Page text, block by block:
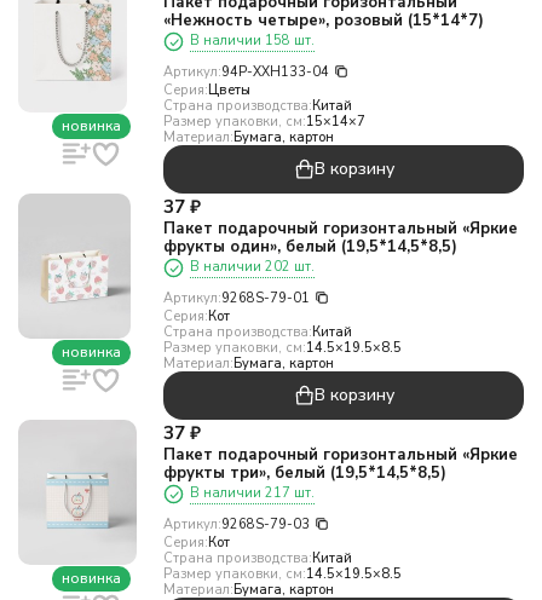
новинка
«Нежность четыре», розовый (15*14*7)
В наличии 158 шт.
Артикул:94P-XXH133-04
Серия:Цветы
Страна производства:Китай
Размер упаковки, см:15×14×7
Материал:Бумага, картон
В корзину
новинка
37 ₽
Пакет подарочный горизонтальный «Яркие
фрукты один», белый (19,5*14,5*8,5)
В наличии 202 шт.
Артикул:9268S-79-01
Серия:Кот
Страна производства:Китай
Размер упаковки, см:14.5×19.5×8.5
Материал:Бумага, картон
В корзину
новинка
37 ₽
Пакет подарочный горизонтальный «Яркие
фрукты три», белый (19,5*14,5*8,5)
В наличии 217 шт.
Артикул:9268S-79-03
Серия:Кот
Страна производства:Китай
Размер упаковки, см:14.5×19.5×8.5
Материал:Бумага, картон